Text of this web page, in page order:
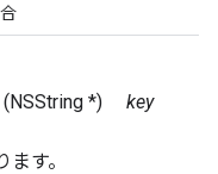
合
(NSString *) key
す。